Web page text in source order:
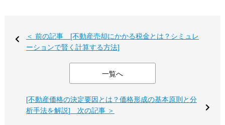
＜ 前の記事 [不動産売却にかかる税金とは？シミュレ
ーションで賢く計算する方法]
一覧へ
[不動産価格の決定要因とは？価格形成の基本原則と分
析手法を解説] 次の記事 ＞